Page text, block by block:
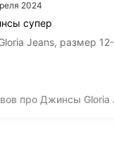
2024
супер
Jeans, размер
про Джинсы Gloria